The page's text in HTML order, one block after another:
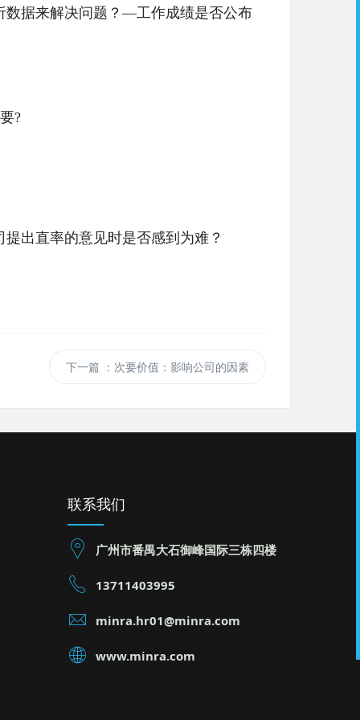
据来解决问题？—工作成绩是否公布
?
直率的意见时是否感到为难？
下一篇 ：次要价值：影响公司的因素
联系我们
广州市番禺大石御峰国际三栋四楼
13711403995
minra.hr01@minra.com
www.minra.com